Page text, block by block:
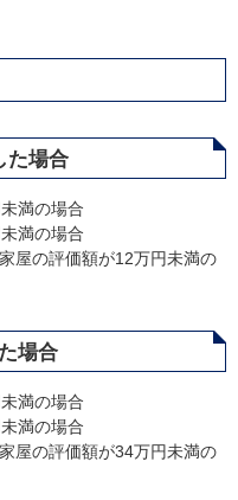
た場合
満の場合
満の場合
屋の評価額が12万円未満の
場合
満の場合
満の場合
屋の評価額が34万円未満の